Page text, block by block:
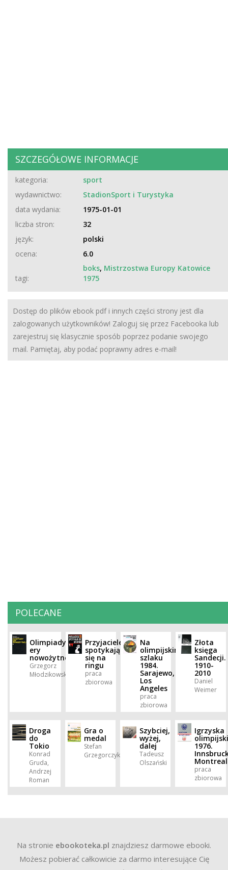
SZCZEGÓŁOWE INFORMACJE
kategoria:
sport
wydawnictwo:
StadionSport i Turystyka
data wydania:
1975-01-01
liczba stron:
32
język:
polski
ocena:
6.0
tagi:
boks, Mistrzostwa Europy Katowice
1975
Dostęp do plików ebook pdf i innych części strony jest dla
zalogowanych użytkowników! Zaloguj się przez Facebooka lub
zarejestruj się klasycznie sposób poprzez podanie swojego
mail. Pamiętaj, aby podać poprawny adres e-mail!
POLECANE
Olimpiady
ery
nowożytnej.
Grzegorz
Młodzikowski
Przyjaciele
spotykają
się na
ringu
praca
zbiorowa
Na
olimpijskim
szlaku
1984.
Sarajewo,
Los
Angeles
praca
zbiorowa
Złota
księga
Sandecji.
1910-
2010
Daniel
Weimer
Droga
do
Tokio
Konrad
Gruda,
Andrzej
Roman
Gra o
medal
Stefan
Grzegorczyk
Szybciej,
wyżej,
dalej
Tadeusz
Olszański
Igrzyska
1976.
Montreal
praca
zbiorowa
Na stronie ebookoteka.pl znajdziesz darmowe ebooki.
Możesz pobierać całkowicie za darmo interesujące Cię